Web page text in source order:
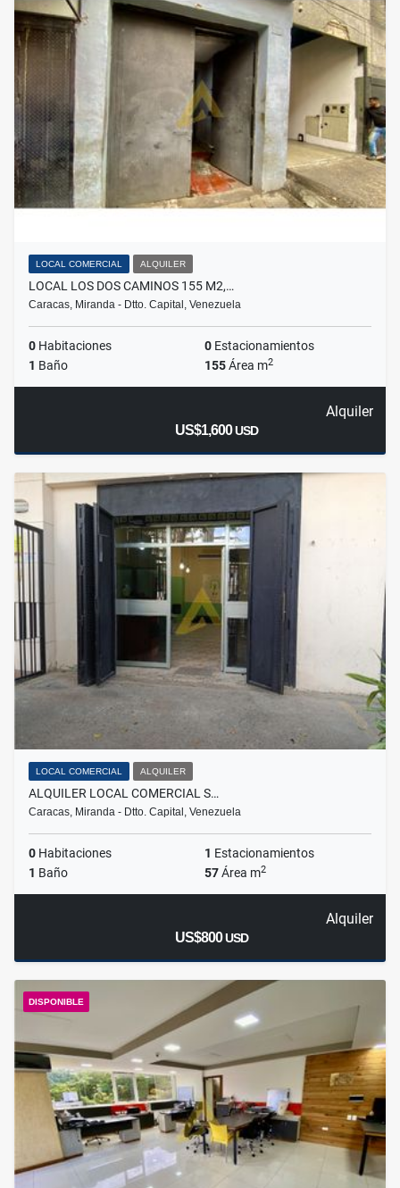
LOCAL COMERCIAL ALQUILER
LOCAL LOS DOS CAMINOS 155 M2,…
Caracas, Miranda - Dtto. Capital, Venezuela
0 Habitaciones 0 Estacionamientos
1 Baño 155Área m2
Alquiler
US$1,600USD
LOCAL COMERCIAL ALQUILER
ALQUILER LOCAL COMERCIAL S…
Caracas, Miranda - Dtto. Capital, Venezuela
0 Habitaciones 1 Estacionamientos
1 Baño 57Área m2
Alquiler
US$800USD
DISPONIBLE